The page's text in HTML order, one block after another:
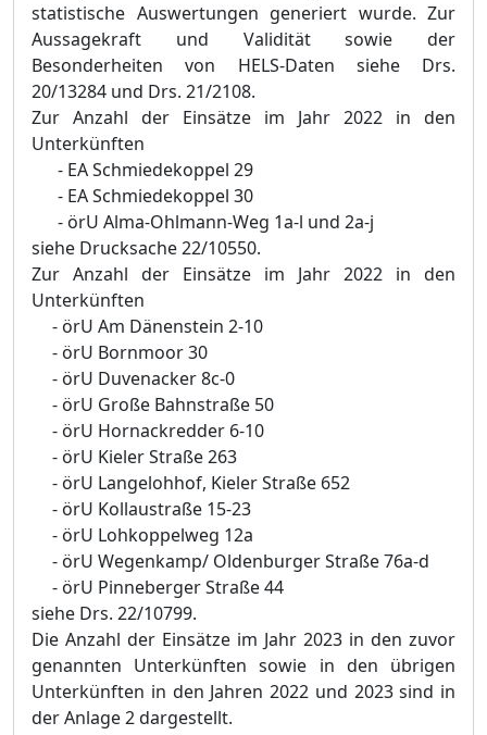
statistische Auswertungen generiert wurde. Zur
Aussagekraft und Validität sowie der
Besonderheiten von HELS-Daten siehe Drs.
20/13284 und Drs. 21/2108.
Zur Anzahl der Einsätze im Jahr 2022 in den
Unterkünften
- EA Schmiedekoppel 29
- EA Schmiedekoppel 30
- örU Alma-Ohlmann-Weg 1a-l und 2a-j
siehe Drucksache 22/10550.
Zur Anzahl der Einsätze im Jahr 2022 in den
Unterkünften
- örU Am Dänenstein 2-10
- örU Bornmoor 30
- örU Duvenacker 8c-0
- örU Große Bahnstraße 50
- örU Hornackredder 6-10
- örU Kieler Straße 263
- örU Langelohhof, Kieler Straße 652
- örU Kollaustraße 15-23
- örU Lohkoppelweg 12a
- örU Wegenkamp/ Oldenburger Straße 76a-d
- örU Pinneberger Straße 44
siehe Drs. 22/10799.
Die Anzahl der Einsätze im Jahr 2023 in den zuvor
genannten Unterkünften sowie in den übrigen
Unterkünften in den Jahren 2022 und 2023 sind in
der Anlage 2 dargestellt.